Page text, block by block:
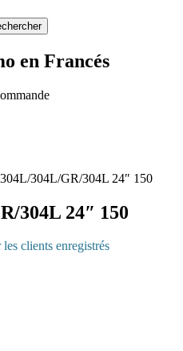
en Francés
304L/GR/304L 24″ 150
304L 24″ 150
clients enregistrés